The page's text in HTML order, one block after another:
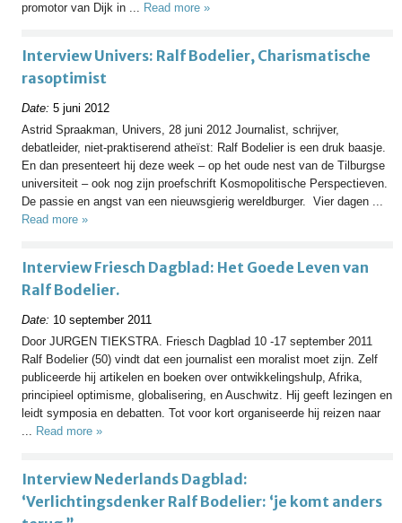
promotor van Dijk in ... Read more »
Interview Univers: Ralf Bodelier, Charismatische
rasoptimist
Date: 5 juni 2012
Astrid Spraakman, Univers, 28 juni 2012 Journalist, schrijver,
debatleider, niet-praktiserend atheïst: Ralf Bodelier is een druk baasje.
En dan presenteert hij deze week – op het oude nest van de Tilburgse
universiteit – ook nog zijn proefschrift Kosmopolitische Perspectieven.
De passie en angst van een nieuwsgierig wereldburger. Vier dagen ...
Read more »
Interview Friesch Dagblad: Het Goede Leven van
Ralf Bodelier.
Date: 10 september 2011
Door JURGEN TIEKSTRA. Friesch Dagblad 10 -17 september 2011
Ralf Bodelier (50) vindt dat een journalist een moralist moet zijn. Zelf
publiceerde hij artikelen en boeken over ontwikkelingshulp, Afrika,
principieel optimisme, globalisering, en Auschwitz. Hij geeft lezingen en
leidt symposia en debatten. Tot voor kort organiseerde hij reizen naar
... Read more »
Interview Nederlands Dagblad:
‘Verlichtingsdenker Ralf Bodelier: ‘je komt anders